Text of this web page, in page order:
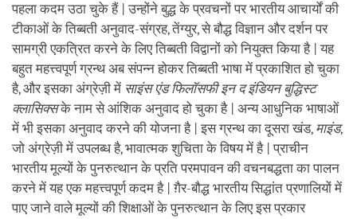
पहला कदम उठा चुके हैं | उन्होंने बुद्ध के प्रवचनों पर भारतीय आचार्यों की
टीकाओं के तिब्बती अनुवाद-संग्रह, तेंग्युर, से बौद्ध विज्ञान और दर्शन पर
सामग्री एकत्रित करने के लिए तिब्बती विद्वानों को नियुक्त किया है | यह
बहुत महत्त्वपूर्ण ग्रन्थ अब संपन्न होकर तिब्बती भाषा में प्रकाशित हो चुका
है, और इसका अंग्रेज़ी में साइंस एंड फिलॉसफी इन द इंडियन बुद्धिस्ट
क्लासिक्सके नाम से आंशिक अनुवाद हो चुका है | अन्य आधुनिक भाषाओं
में भी इसका अनुवाद करने की योजना है | इस ग्रन्थ का दूसरा खंड, माइंड,
जो अंग्रेज़ी में उपलब्ध है, भावात्मक शुचिता के विषय में है | प्राचीन
भारतीय मूल्यों के पुनरुत्थान के प्रति परमपावन की वचनबद्धता का पालन
करने में यह एक महत्त्वपूर्ण कदम है | ग़ैर-बौद्ध भारतीय सिद्धांत प्रणालियों में
पाए जाने वाले मूल्यों की शिक्षाओं के पुनरुत्थान के लिए इस प्रकार